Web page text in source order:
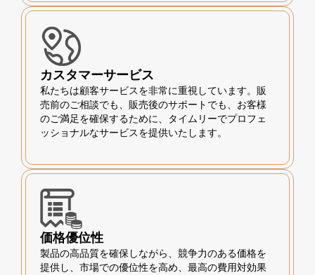
カスタマーサービス
私たちは顧客サービスを非常に重視しています。販
売前のご相談でも、販売後のサポートでも、お客様
のご満足を確保するために、タイムリーでプロフェ
ッショナルなサービスを提供いたします。
価格優位性
製品の高品質を確保しながら、競争力のある価格を
提供し、市場での優位性を高め、最高の費用対効果